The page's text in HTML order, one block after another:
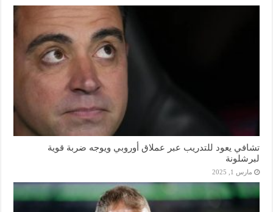
تشافي يعود للتدريب عبر عملاق أوروبي ويوجه ضربة قوية
لبرشلونة
مارس 1, 2025